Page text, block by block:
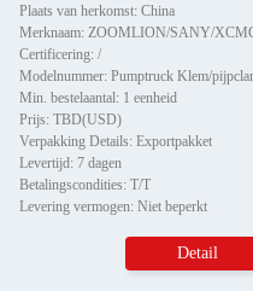
Plaats van herkomst: China
Merknaam: ZOOMLION/SANY/
Certificering: /
Modelnummer: Pumptruck Klem/
Min. bestelaantal: 1 eenheid
Prijs: TBD(USD)
Verpakking Details: Exportpakket
Levertijd: 7 dagen
Betalingscondities: T/T
Levering vermogen: Niet beperkt
Detail